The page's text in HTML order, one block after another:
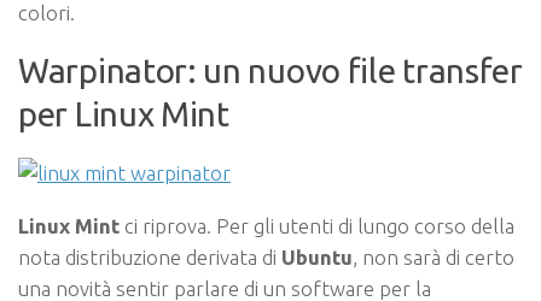
colori.
Warpinator: un nuovo file transfer
per Linux Mint
Linux Mint ci riprova. Per gli utenti di lungo corso della
nota distribuzione derivata di Ubuntu , non sarà di certo
una novità sentir parlare di un software per la